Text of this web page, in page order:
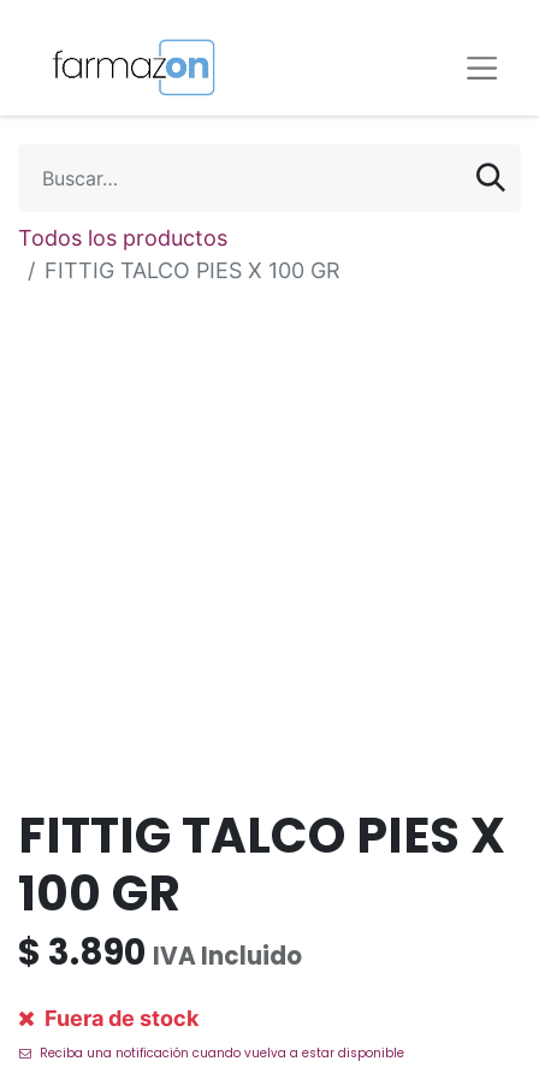
Todos los productos
FITTIG TALCO PIES X 100 GR
FITTIG TALCO PIES X
100 GR
$ 3.890 IVA Incluido
Fuera de stock
Reciba una notificación cuando vuelva a estar disponible